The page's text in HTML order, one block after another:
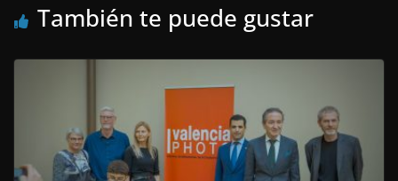
También te puede gustar